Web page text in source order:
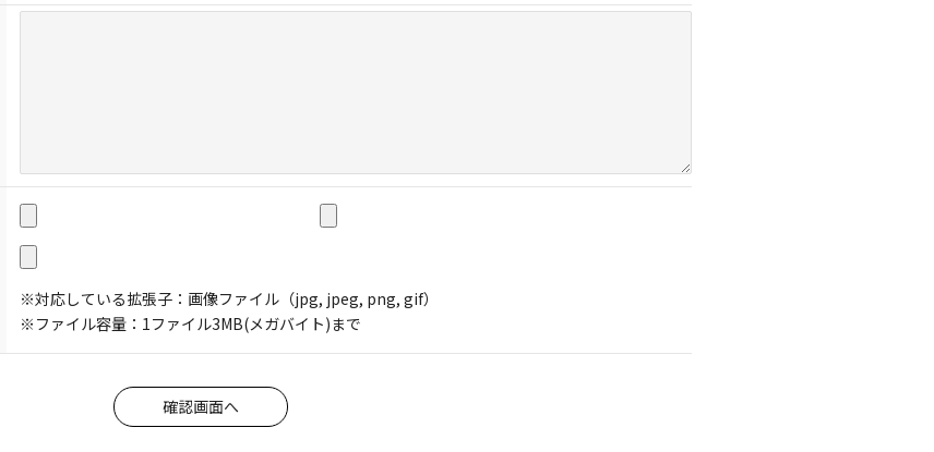
※対応している拡張子：画像ファイル（jpg, jpeg, png, gif）
※ファイル容量：1ファイル3MB(メガバイト)まで